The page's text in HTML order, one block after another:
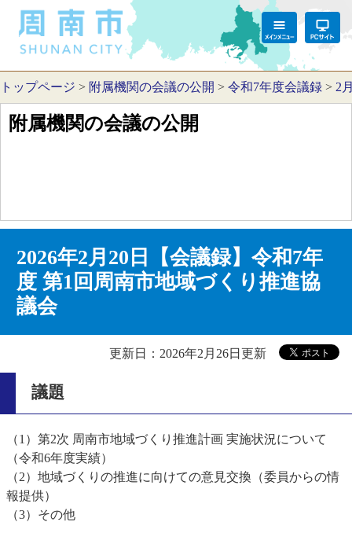
トップページ > 附属機関の会議の公開 > 令和7年度会議録 > 2
附属機関の会議の公開
2026年2月20日【会議録】令和7年
度 第1回周南市地域づくり推進協
議会
更新日：2026年2月26日更新
議題
（1）第2次 周南市地域づくり推進計画 実施状況について
（令和6年度実績）
（2）地域づくりの推進に向けての意見交換（委員からの情
報提供）
（3）その他